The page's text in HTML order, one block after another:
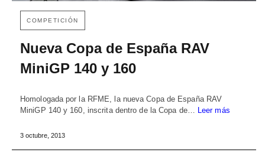
COMPETICIÓN
Nueva Copa de España RAV
MiniGP 140 y 160
Homologada por la RFME, la nueva Copa de España RAV
MiniGP 140 y 160, inscrita dentro de la Copa de… Leer más
3 octubre, 2013